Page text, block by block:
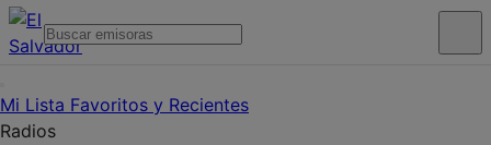
Mi Lista Favoritos y Recientes
Radios